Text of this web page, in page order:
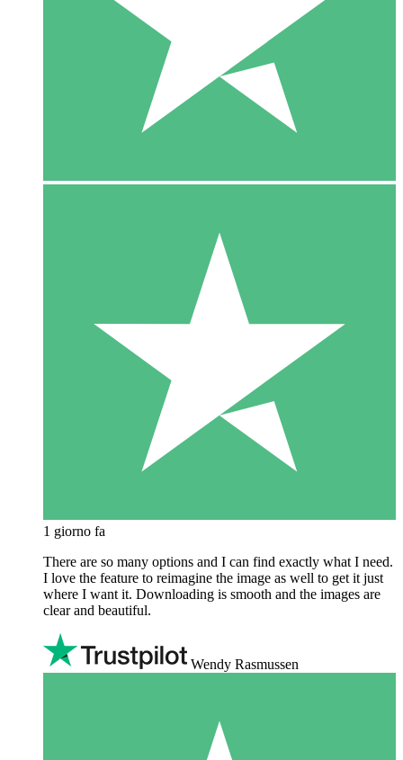
1 giorno fa
There are so many options and I can find exactly what I need.
I love the feature to reimagine the image as well to get it just
where I want it. Downloading is smooth and the images are
clear and beautiful.
Wendy Rasmussen